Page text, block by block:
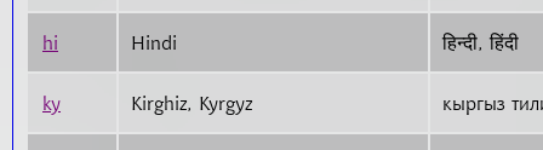
hi Hindi हिन्दी, हिंदी
ky Kirghiz, Kyrgyz кыргыз